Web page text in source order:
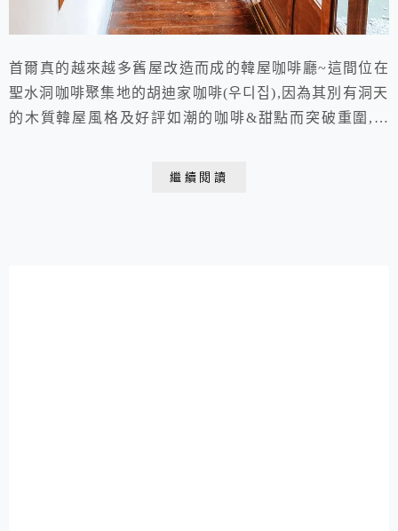
首爾真的越來越多舊屋改造而成的韓屋咖啡廳~這間位在
聖水洞咖啡聚集地的胡迪家咖啡(우디집),因為其別有洞天
的木質韓屋風格及好評如潮的咖啡&甜點而突破重圍,成
繼續閱讀